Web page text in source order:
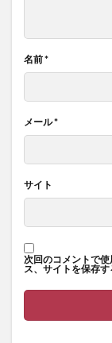
名前*
メール*
サイト
次回のコメントで
ス、サイトを保存す